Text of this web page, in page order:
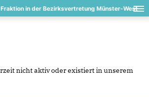
in der Bezirksvertretung Münster-West
nicht aktiv oder existiert in unserem